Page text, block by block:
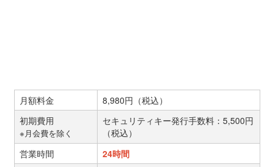
月額料金
8,980円（税込）
初期費用
※月会費を除く
セキュリティキー発行手数料：5,500円
（税込）
営業時間
24時間